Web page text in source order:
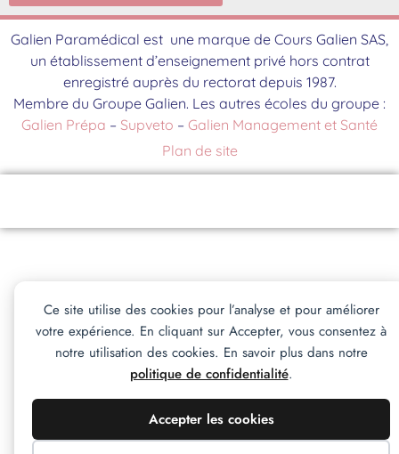
Ce site utilise des cookies pour l’analyse et pour améliorer
votre expérience. En cliquant sur Accepter, vous consentez à
notre utilisation des cookies. En savoir plus dans notre
politique de confidentialité.
Accepter les cookies
Galien Paramédical est une marque de Cours Galien SAS,
un établissement d’enseignement privé hors contrat
enregistré auprès du rectorat depuis 1987.
Membre du Groupe Galien. Les autres écoles du groupe :
Galien Prépa – Supveto – Galien Management et Santé
Plan de site